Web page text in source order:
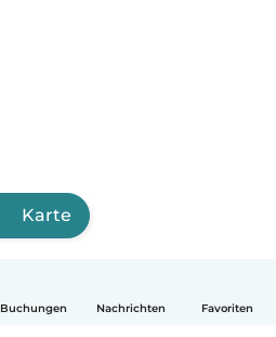
Buchungen Nachrichten Favoriten
Karte